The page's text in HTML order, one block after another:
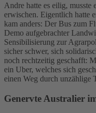
Andre hatte es eilig,
erwischen. Eigentlich hatte
kam anders: Der Bus zum
Demo aufgebrachter
Sensibilisierung zur
sicher schwer, sich
noch rechtzeitig geschafft:
ein Uber, welches sich
einen Weg durch unzählige
Genervte Australier